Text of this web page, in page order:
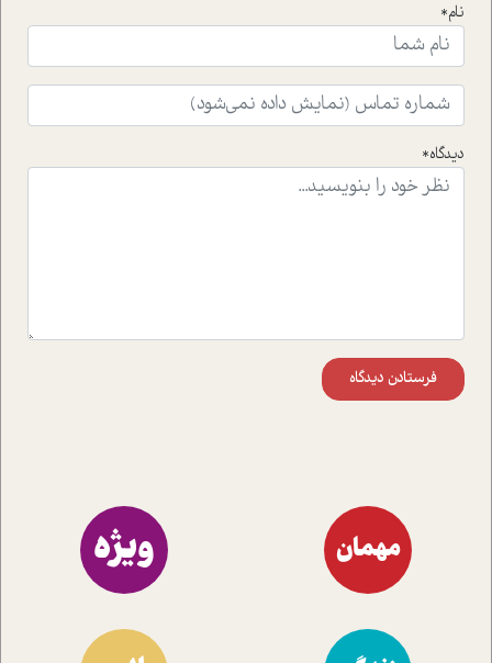
ای که به زندگی شگفت انگیز جین گودال و تاثیرات کاوش های
ایشان در حوزه ی شامپانزه ها بر زندگی امروزی ما نگاهی
افکنده است.فصل اتاق 333 شما را پای صحبت یک تجربه ی
واقعی در ارتباط با اختلال شخصیت اسکزوئید و مشکلات و نیز
راهکارهای حل آن قرار می دهد که در اتاق درمان اتفاق افتاده
موثرترین راهکارهای استفاده از هوش مصنوعی در حوزه های
نام*
دیدگاه*
فرستادن دیدگاه
مهمان ویژه